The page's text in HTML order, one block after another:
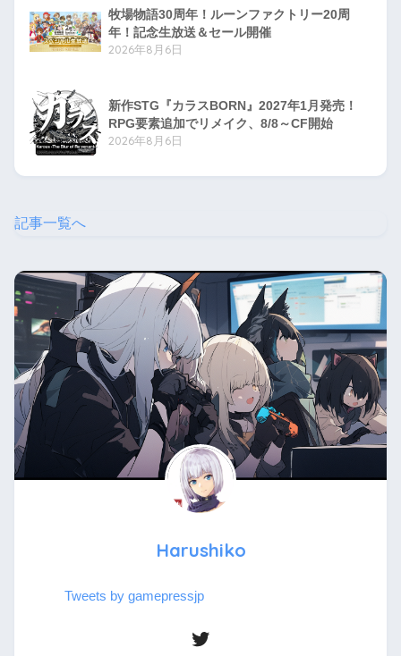
牧場物語30周年！ルーンファクトリー20周
年！記念生放送＆セール開催
2026年8月6日
新作STG『カラスBORN』2027年1月発売！
RPG要素追加でリメイク、8/8～CF開始
2026年8月6日
記事一覧へ
Harushiko
Tweets by gamepressjp